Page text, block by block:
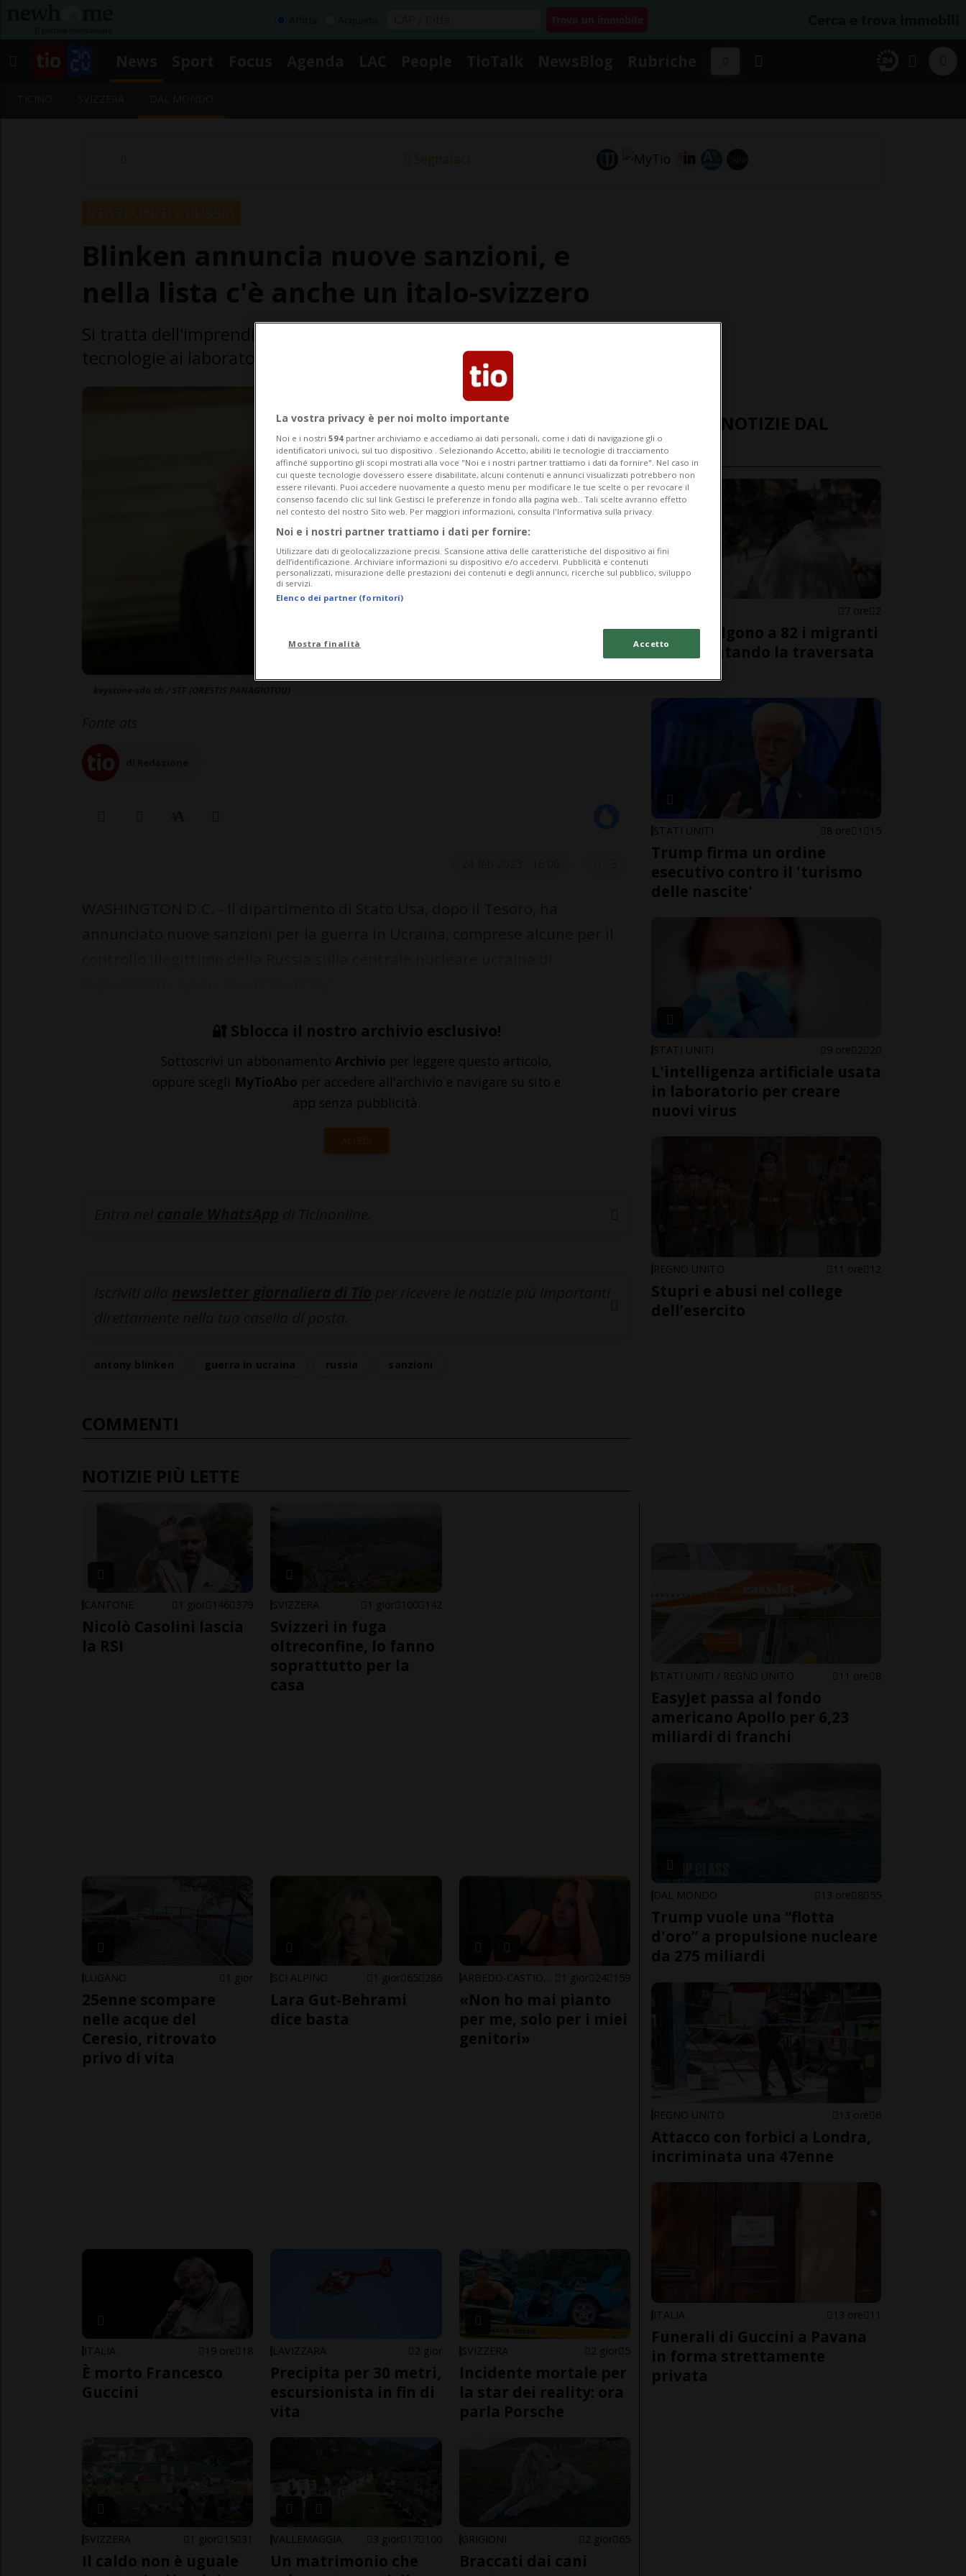
Segnalaci
tecnologie ai laboratori e all'intelligence di Mosca
🔐 Sblocca il nostro archivio esclusivo!
Sottoscrivi un abbonamento Archivio per leggere questo articolo,
oppure scegli MyTioAbo per accedere all'archivio e navigare su sito e
app senza pubblicità.
ACCEDI
COMMENTI
NOTIZIE PIÙ LETTE
CANTONE 1 gior 146 379
Nicolò Casolini lascia
la RSI
SVIZZERA 1 gior 100 142
Svizzeri in fuga
oltreconfine, lo fanno
soprattutto per la
casa
LUGANO 1 gior
25enne scompare
nelle acque del
Ceresio, ritrovato
privo di vita
SCI ALPINO 1 gior 65 286
Lara Gut-Behrami
dice basta
1 gior 24 159
«Non ho mai pianto
per me, solo per i miei
genitori»
ITALIA 19 ore 18
È morto Francesco
Guccini
LAVIZZARA 2 gior
Precipita per 30 metri,
escursionista in fin di
vita
SVIZZERA 2 gior 5
Incidente mortale per
la star dei reality: ora
parla Porsche
SVIZZERA 1 gior 15 31
Il caldo non è uguale
VALLEMAGGIA 3 gior 17 100
Un matrimonio che
GRIGIONI 2 gior 65
Braccati dai cani
ULTIME NOTIZIE DAL
MONDO
7 ore 2
Ceuta, salgono a 82 i migranti
morti tentando la traversata
STATI UNITI 8 ore 1 15
Trump firma un ordine
esecutivo contro il 'turismo
delle nascite'
STATI UNITI 9 ore 2 20
L'intelligenza artificiale usata
in laboratorio per creare
nuovi virus
REGNO UNITO 11 ore 12
Stupri e abusi nel college
dell’esercito
STATI UNITI / REGNO UNITO 11 ore 8
EasyJet passa al fondo
americano Apollo per 6,23
miliardi di franchi
DAL MONDO 13 ore 8 55
Trump vuole una “flotta
d'oro” a propulsione nucleare
da 275 miliardi
REGNO UNITO 13 ore 6
Attacco con forbici a Londra,
incriminata una 47enne
ITALIA 13 ore 11
Funerali di Guccini a Pavana
in forma strettamente
privata
La vostra privacy è per noi molto importante
Noi e i nostri 594 partner archiviamo e accediamo ai dati personali, come i dati di navigazione gli o
identificatori univoci, sul tuo dispositivo . Selezionando Accetto, abiliti le tecnologie di tracciamento
affinché supportino gli scopi mostrati alla voce "Noi e i nostri partner trattiamo i dati da fornire". Nel caso in
cui queste tecnologie dovessero essere disabilitate, alcuni contenuti e annunci visualizzati potrebbero non
essere rilevanti. Puoi accedere nuovamente a questo menu per modificare le tue scelte o per revocare il
consenso facendo clic sul link Gestisci le preferenze in fondo alla pagina web.. Tali scelte avranno effetto
nel contesto del nostro Sito web. Per maggiori informazioni, consulta l'Informativa sulla privacy.
Noi e i nostri partner trattiamo i dati per fornire:
Utilizzare dati di geolocalizzazione precisi. Scansione attiva delle caratteristiche del dispositivo ai fini
dell’identificazione. Archiviare informazioni su dispositivo e/o accedervi. Pubblicità e contenuti
personalizzati, misurazione delle prestazioni dei contenuti e degli annunci, ricerche sul pubblico, sviluppo
di servizi.
Elenco dei partner (fornitori)
Mostra finalità Accetto